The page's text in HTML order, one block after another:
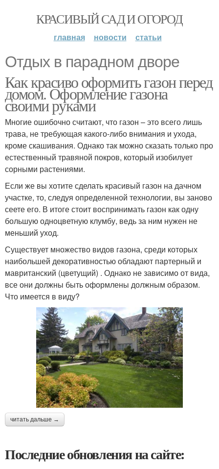
КРАСИВЫЙ САД И ОГОРОД
главная новости статьи
Отдых в парадном дворе
Как красиво оформить газон перед
домом. Оформление газона
своими руками
Многие ошибочно считают, что газон – это всего лишь
трава, не требующая какого-либо внимания и ухода,
кроме скашивания. Однако так можно сказать только про
естественный травяной покров, который изобилует
сорными растениями.
Если же вы хотите сделать красивый газон на дачном
участке, то, следуя определенной технологии, вы заново
сеете его. В итоге стоит воспринимать газон как одну
большую одноцветную клумбу, ведь за ним нужен не
меньший уход.
Существует множество видов газона, среди которых
наибольшей декоративностью обладают партерный и
мавританский (цветущий) . Однако не зависимо от вида,
все они должны быть оформлены должным образом.
Что имеется в виду?
читать дальше →
Последние обновления на сайте: